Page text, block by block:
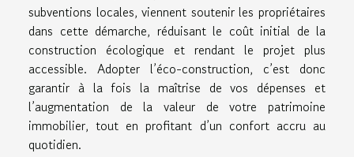
subventions locales, viennent soutenir les propriétaires
dans cette démarche, réduisant le coût initial de la
construction écologique et rendant le projet plus
accessible. Adopter l’éco-construction, c’est donc
garantir à la fois la maîtrise de vos dépenses et
l’augmentation de la valeur de votre patrimoine
immobilier, tout en profitant d’un confort accru au
quotidien.